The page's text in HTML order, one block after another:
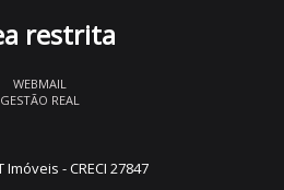
restrita
WEBMAIL
GESTÃO REAL
Imóveis - CRECI 27847